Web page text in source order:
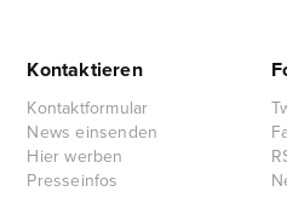
Kontaktieren
Kontaktformular
News einsenden
Hier werben
Presseinfos